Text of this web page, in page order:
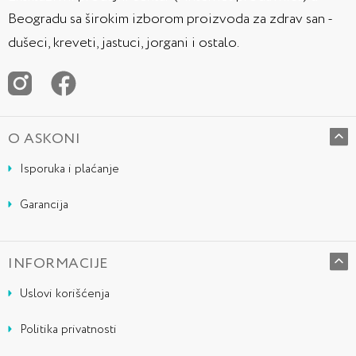
Beogradu sa širokim izborom proizvoda za zdrav san -
dušeci, kreveti, jastuci, jorgani i ostalo.
O ASKONI
Isporuka i plaćanje
Garancija
INFORMACIJE
Uslovi korišćenja
Politika privatnosti